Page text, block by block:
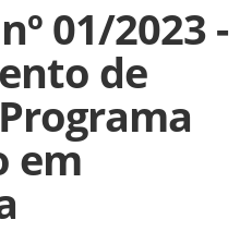
01/2023 -
de
em